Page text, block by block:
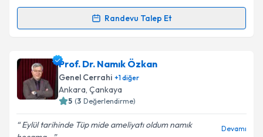
Takvim Talebini Gönder
Randevu Talep Et
Randevu Takvimi Talebi
Doç. Dr. Timuçin Erol için randevu takvimi talebi
oluşturun. Size bu uzmandan randevu almanız için bir
takvim hazırlandığında e-posta ile bilgilendireceğiz.
Prof. Dr. Namık Özkan
Genel Cerrahi +1diğer
Ankara, Çankaya
5 (3 Değerlendirme)
Eylül tarihinde Tüp mide ameliyatı oldum namık
Devamı